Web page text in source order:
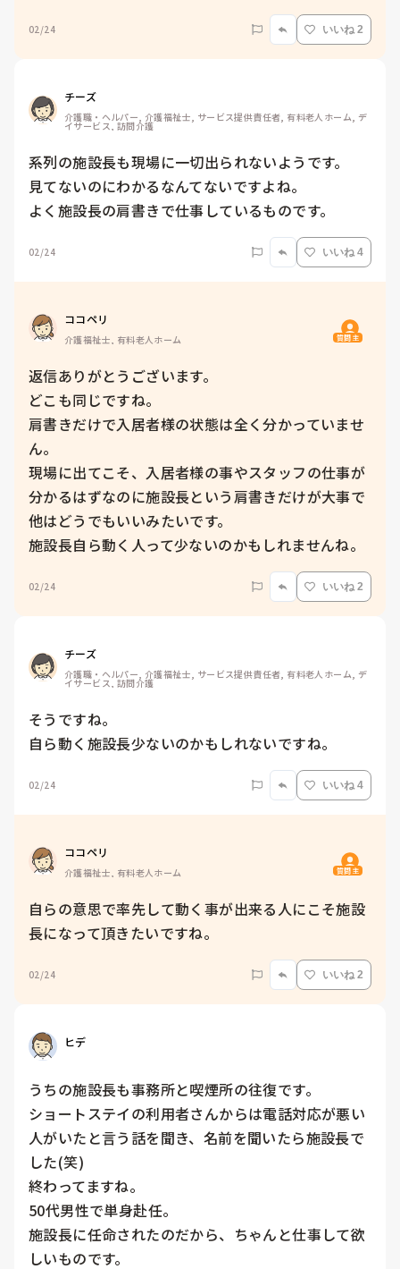
02/24 いいね 2
チーズ
介護職・ヘルパー, 介護福祉士, サービス提供責任者, 有料老人ホーム, デ
イサービス, 訪問介護
系列の施設長も現場に一切出られないようです。
見てないのにわかるなんてないですよね。
よく施設長の肩書きで仕事しているものです。
02/24 いいね 4
ココペリ
介護福祉士, 有料老人ホーム 質問主
返信ありがとうございます。
どこも同じですね。
肩書きだけで入居者様の状態は全く分かっていませ
ん。
現場に出てこそ、入居者様の事やスタッフの仕事が
分かるはずなのに施設長という肩書きだけが大事で
他はどうでもいいみたいです。
施設長自ら動く人って少ないのかもしれませんね。
02/24 いいね 2
チーズ
介護職・ヘルパー, 介護福祉士, サービス提供責任者, 有料老人ホーム, デ
イサービス, 訪問介護
そうですね。
自ら動く施設長少ないのかもしれないですね。
02/24 いいね 4
ココペリ
介護福祉士, 有料老人ホーム 質問主
自らの意思で率先して動く事が出来る人にこそ施設
長になって頂きたいですね。
02/24 いいね 2
ヒデ
うちの施設長も事務所と喫煙所の往復です。
ショートステイの利用者さんからは電話対応が悪い
人がいたと言う話を聞き、名前を聞いたら施設長で
した(笑)
終わってますね。
50代男性で単身赴任。
施設長に任命されたのだから、ちゃんと仕事して欲
しいものです。